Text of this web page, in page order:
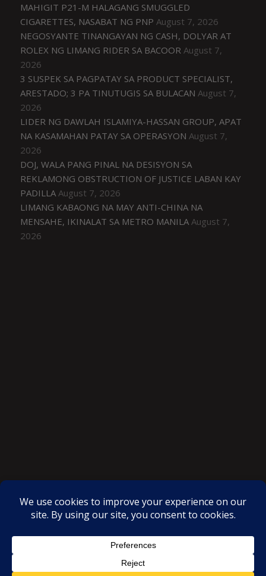
MAHIGIT P21-M HALAGANG SMUGGLED
CIGARETTES, NASABAT NG PNP August 7, 2026
NEGOSYANTE TINANGAYAN NG CASH, DOLYAR AT
ROLEX NG LIMANG RIDER SA BACOOR August 7,
2026
3 SUSPEK SA PAGPATAY SA PRODUCT SPECIALIST,
ARESTADO; 3 PA TINUTUGIS SA BULACAN August 7,
2026
LIDER NG DAWLAH ISLAMIYA-HASSAN GROUP, APAT
NA KASAMAHAN PATAY SA OPERASYON August 7,
2026
DOJ, WALA PANG PINAL NA DESISYON SA
REKLAMONG OBSTRUCTION OF JUSTICE LABAN KAY
PADILLA August 7, 2026
LIMANG KABAONG NA MAY ANTI-CHINA NA
MENSAHE, IKINALAT SA METRO MANILA August 7,
2026